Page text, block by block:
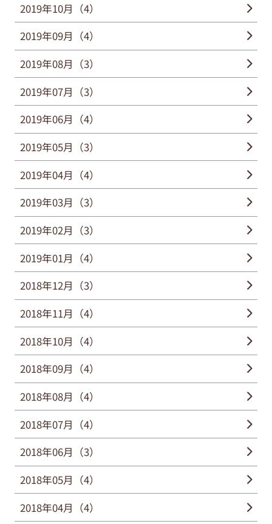
2019年10月（4）
2019年09月（4）
2019年08月（3）
2019年07月（3）
2019年06月（4）
2019年05月（3）
2019年04月（4）
2019年03月（3）
2019年02月（3）
2019年01月（4）
2018年12月（3）
2018年11月（4）
2018年10月（4）
2018年09月（4）
2018年08月（4）
2018年07月（4）
2018年06月（3）
2018年05月（4）
2018年04月（4）